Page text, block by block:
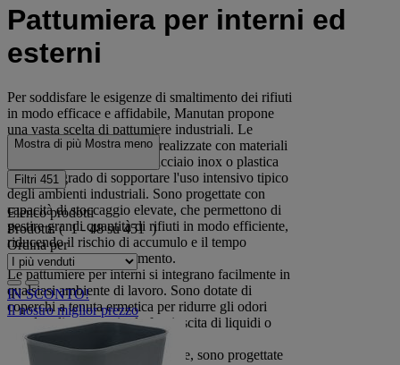
Pattumiera per interni ed
esterni
Per soddisfare le esigenze di smaltimento dei rifiuti
in modo efficace e affidabile, Manutan propone
una vasta scelta di pattumiere industriali. Le
pattumiere industriali sono realizzate con materiali
resistenti e duraturi, come acciaio inox o plastica
rigida, in grado di sopportare l'uso intensivo tipico
degli ambienti industriali. Sono progettate con
capacità di stoccaggio elevate, che permettono di
gestire grandi quantità di rifiuti in modo efficiente,
riducendo il rischio di accumulo e il tempo
necessario per lo smaltimento.
Le pattumiere per interni si integrano facilmente in
qualsiasi ambiente di lavoro. Sono dotate di
coperchi a tenuta ermetica per ridurre gli odori
sgradevoli e prevenire la fuoriuscita di liquidi o
odori nell'ambiente circostante.
Le pattumiere per esterni, invece, sono progettate
Mostra di più Mostra meno
Filtri 451
Elenco prodotti
Prodotti:( 1 - 48 su 451 )
Ordina per
IN SCONTO!
Il nostro miglior prezzo